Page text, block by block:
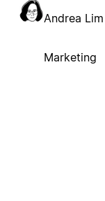
Andrea Lim
Marketing